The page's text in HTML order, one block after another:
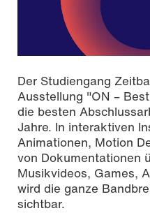
Der Studiengang
Ausstellung "ON –
die besten
Jahre. In interaktiven
Animationen, Motion
von Dokumentationen
Musikvideos, Games,
wird die ganze
sichtbar.